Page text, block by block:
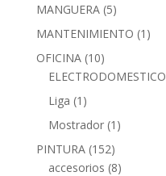
MANGUERA (5)
MANTENIMIENTO (1)
OFICINA (10)
ELECTRODOMESTICO
Liga (1)
Mostrador (1)
PINTURA (152)
accesorios (8)